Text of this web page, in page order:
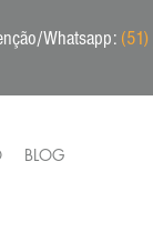
Whatsapp: (51)
BLOG